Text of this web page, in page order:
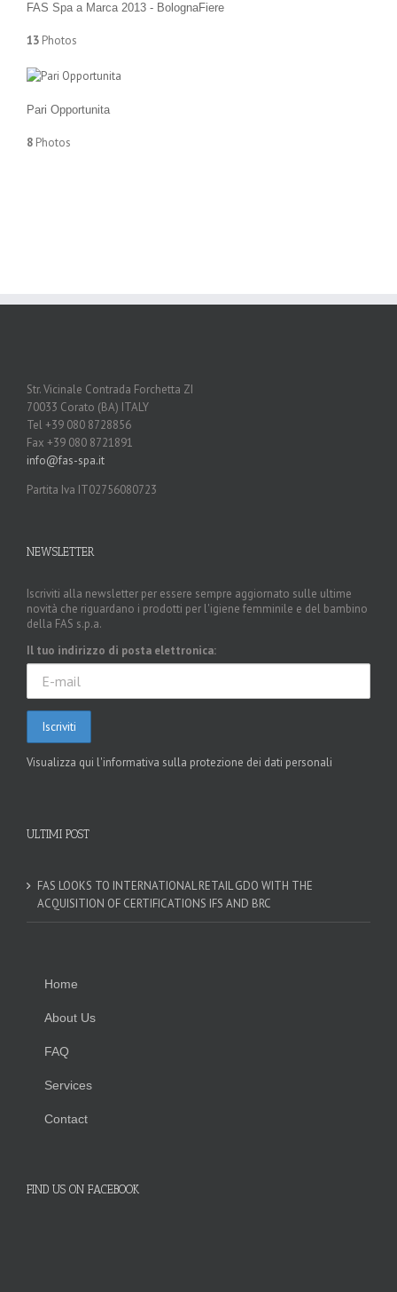
FAS Spa a Marca 2013 - BolognaFiere
13 Photos
Pari Opportunita
8 Photos
Str. Vicinale Contrada Forchetta ZI
70033 Corato (BA) ITALY
Tel +39 080 8728856
Fax +39 080 8721891
info@fas-spa.it
Partita Iva IT02756080723
NEWSLETTER
Iscriviti alla newsletter per essere sempre aggiornato sulle ultime
novità che riguardano i prodotti per l'igiene femminile e del bambino
della FAS s.p.a.
Il tuo indirizzo di posta elettronica:
Visualizza qui l'informativa sulla protezione dei dati personali
ULTIMI POST
FAS LOOKS TO INTERNATIONAL RETAIL GDO WITH THE
ACQUISITION OF CERTIFICATIONS IFS AND BRC
Home
About Us
FAQ
Services
Contact
FIND US ON FACEBOOK